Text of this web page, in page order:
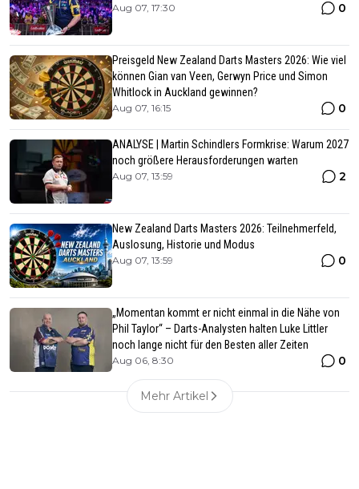
Aug 07, 17:30 0
Preisgeld New Zealand Darts Masters 2026: Wie viel
können Gian van Veen, Gerwyn Price und Simon
Whitlock in Auckland gewinnen?
Aug 07, 16:15 0
ANALYSE | Martin Schindlers Formkrise: Warum 2027
noch größere Herausforderungen warten
Aug 07, 13:59 2
New Zealand Darts Masters 2026: Teilnehmerfeld,
Auslosung, Historie und Modus
Aug 07, 13:59 0
„Momentan kommt er nicht einmal in die Nähe von
Phil Taylor“ – Darts-Analysten halten Luke Littler
noch lange nicht für den Besten aller Zeiten
Aug 06, 8:30 0
Mehr Artikel